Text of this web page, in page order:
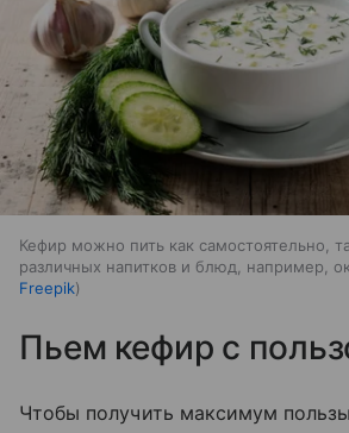
Кефир можно пить как самостоятельно,
различных напитков и блюд, например,
Freepik
Пьем кефир с
Чтобы получить максимум